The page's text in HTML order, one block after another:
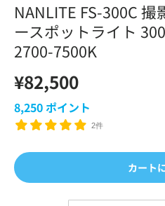
NANLITE FS-300C
ースポットライト
2700-7500K
¥82,500
8,250ポイント
2件
カート